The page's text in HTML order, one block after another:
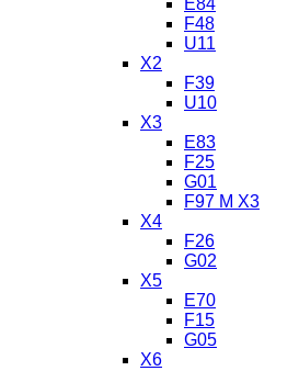
E84
F48
U11
X2
F39
U10
X3
E83
F25
G01
F97 M X3
X4
F26
G02
X5
E70
F15
G05
X6